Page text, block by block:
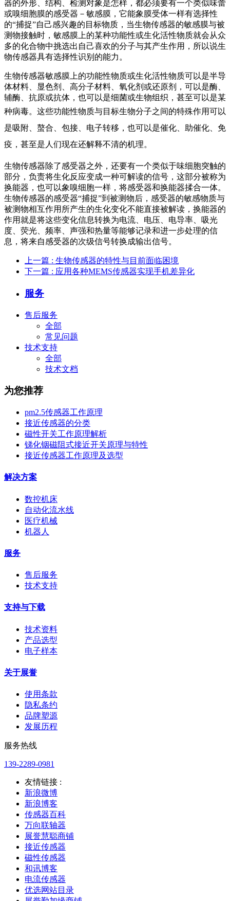
器的外形、结构、检测对象是怎样，都必须要有一个类似味蕾
或嗅细胞膜的感受器－敏感膜，它能象膜受体一样有选择性
的“捕捉”自己感兴趣的目标物质，当生物传感器的敏感膜与被
测物接触时，敏感膜上的某种功能性或生化活性物质就会从众
多的化合物中挑选出自己喜欢的分子与其产生作用，所以说生
物传感器具有选择性识别的能力。
生物传感器敏感膜上的功能性物质或生化活性物质可以是半导
体材料、显色剂、高分子材料、氧化剂或还原剂，可以是酶、
辅酶、抗原或抗体，也可以是细菌或生物组织，甚至可以是某
种病毒。 这些功能性物质与目标生物分子之间的特殊作用可以
是吸附、螯合、包接、电子转移，也可以是催化、助催化、免
疫，甚至是人们现在还解释不清的机理。
生物传感器除了感受器之外，还要有一个类似于味细胞突触的
部分，负责将生化反应变成一种可解读的信号，这部分被称为
换能器，也可以象嗅细胞一样，将感受器和换能器揉合一体。
生物传感器的感受器“捕捉”到被测物后，感受器的敏感物质与
被测物相互作用所产生的生化变化不能直接被解读，换能器的
作用就是将这些变化信息转换为电流、电压、电导率、吸光
度、荧光、频率、声强和热量等能够记录和进一步处理的信
息，将来自感受器的次级信号转换成输出信号。
上一篇 : 生物传感器的特性与目前面临困境
下一篇 : 应用各种MEMS传感器实现手机差异化
服务
售后服务
全部
常见问题
技术支持
全部
技术文档
为您推荐
pm2.5传感器工作原理
接近传感器的分类
磁性开关工作原理解析
锑化铟磁阻式接近开关原理与特性
接近传感器工作原理及选型
解决方案
数控机床
自动化流水线
医疗机械
机器人
服务
售后服务
技术支持
支持与下载
技术资料
产品选型
电子样本
关于展誉
使用条款
隐私条约
品牌塑源
发展历程
服务热线
139-2289-0981
友情链接 :
新浪微博
新浪博客
传感器百科
万向联轴器
展誉慧聪商铺
接近传感器
磁性传感器
和讯博客
电流传感器
优选网站目录